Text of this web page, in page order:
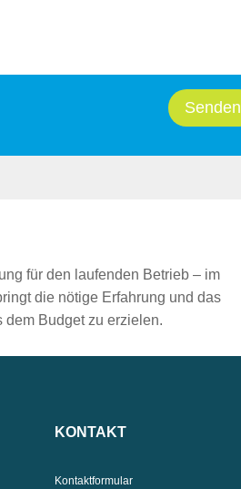
Senden
für den laufenden Betrieb – im
die nötige Erfahrung und das
dem Budget zu erzielen.
KONTAKT
Kontaktformular